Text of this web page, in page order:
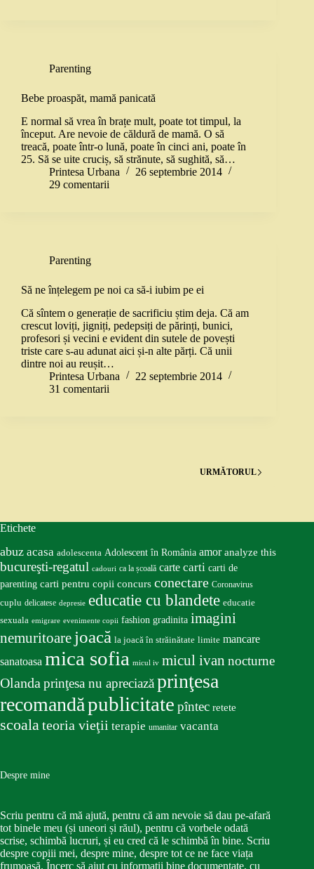
Parenting
Bebe proaspăt, mamă panicată
E normal să vrea în brațe mult, poate tot timpul, la
început. Are nevoie de căldură de mamă. O să
treacă, poate într-o lună, poate în cinci ani, poate în
25. Să se uite cruciș, să strănute, să sughită, să…
Printesa Urbana
26 septembrie 2014
29 comentarii
Parenting
Să ne înțelegem pe noi ca să-i iubim pe ei
Că sîntem o generație de sacrificiu știm deja. Că am
crescut loviți, jigniți, pedepsiți de părinți, bunici,
profesori și vecini e evident din sutele de povești
triste care s-au adunat aici și-n alte părți. Că unii
dintre noi au reușit…
Printesa Urbana
22 septembrie 2014
31 comentarii
URMĂTORUL
Etichete
abuz acasa adolescenta Adolescent în România amor analyze this
bucureşti-regatul cadouri ca la școală carte carti carti de
parenting carti pentru copii concurs conectare Coronavirus
cuplu delicatese depresie educatie cu blandete educatie
sexuala emigrare evenimente copii fashion gradinita imagini
nemuritoare joacă la joacă în străinătate limite mancare
sanatoasa mica sofia micul iv micul ivan nocturne
Olandaprinţesa nu apreciazăprinţesa
recomandăpublicitate pîntec retete
scoalateoria vieţii terapie umanitar vacanta
Despre mine
Scriu pentru că mă ajută, pentru că am nevoie să dau pe-afară
tot binele meu (și uneori și răul), pentru că vorbele odată
scrise, schimbă lucruri, și eu cred că le schimbă în bine. Scriu
despre copiii mei, despre mine, despre tot ce ne face viața
frumoasă. Încerc să ajut cu informații bine documentate, cu